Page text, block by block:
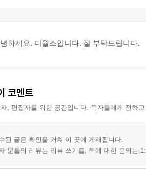
경주
워프
하세요. 디월스입니다. 잘 부탁드립니다.
코멘트
, 편집자를 위한 공간입니다. 독자들에게 전하
된 글은 확인을 거쳐 이 곳에 게재됩니다.
분들의 리뷰는 리뷰 쓰기를, 책에 대한 문의는